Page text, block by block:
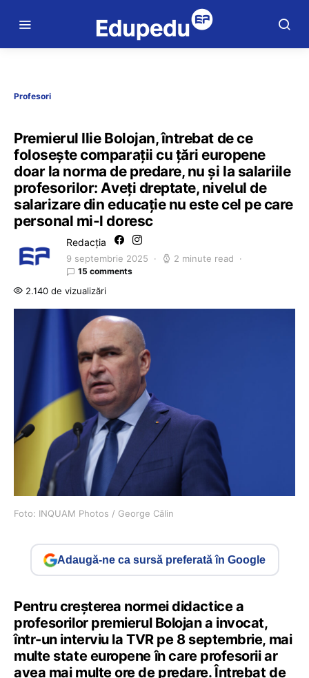
Profesori
Premierul Ilie Bolojan, întrebat de ce
folosește comparații cu țări europene
doar la norma de predare, nu și la salariile
profesorilor: Aveți dreptate, nivelul de
salarizare din educație nu este cel pe care
personal mi-l doresc
Redacția
9 septembrie 2025 2 minute read
15 comments
2.140 de vizualizări
Foto: INQUAM Photos / George Călin
Adaugă-ne ca sursă preferată în Google
Pentru creșterea normei didactice a
profesorilor premierul Bolojan a invocat,
într-un interviu la TVR pe 8 septembrie, mai
multe state europene în care profesorii ar
avea mai multe ore de predare. Întrebat de